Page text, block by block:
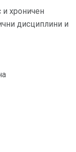
и хроничен
дисциплини и